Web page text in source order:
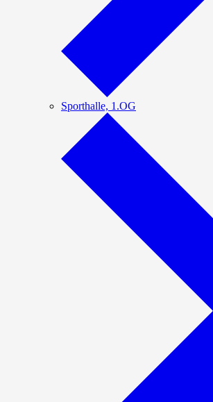
Sporthalle, 1.OG